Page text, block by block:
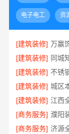
电子电工 资
[建筑装修] 万赢
[建筑装修]
[建筑装修] 不锈
[建筑装修]
[建筑装修] 江西
[商务服务]
[商务服务]